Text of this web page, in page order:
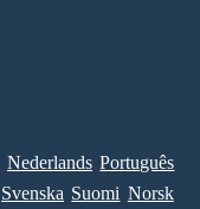
Nederlands Português
Svenska Suomi Norsk